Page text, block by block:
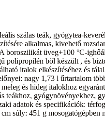
szálas teák, gyógytea-
alkalmas, kivehető
boroszilikát üveg+100 °C-
polipropilén ből készült , és
italok elkészítéséhez és
nagy 1,73 l űrtartalom
és hideg italokhoz
teákhoz, gyógynövényekhez,
adatok és specifikációk:
súly: 451 g mosogatógépben